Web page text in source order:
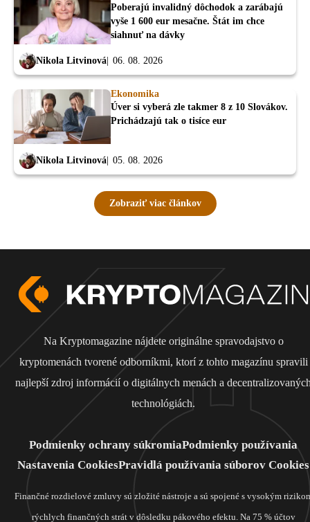
Poberajú invalidný dôchodok a zarábajú
vyše 1 600 eur mesačne. Štát im chce
siahnuť na dávky
Nikola Litvinová 06. 08. 2026
Ekonomika
Úver si vyberá zle takmer 8 z 10 Slovákov.
Prichádzajú tak o tisíce eur
Nikola Litvinová 05. 08. 2026
Zobraziť viac článkov
Na Kryptomagazine nájdete originálne spravodajstvo o
kryptomenách tvorené odborníkmi, ktorí z tohto magazínu spravili
najlepší zdroj informácií o digitálnych menách a
technológiách.
Podmienky ochrany súkromiaPodmienky používania
Nastavenia CookiesPravidlá používania súborov Cookies
Finančné rozdielové zmluvy sú zložité nástroje a sú spojené s vysokým
rýchlych finančných strát v dôsledku pákového efektu. Na 75 % účtov